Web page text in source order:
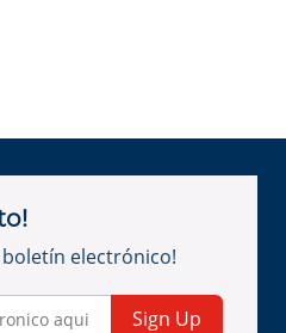
electrónico!
Sign Up